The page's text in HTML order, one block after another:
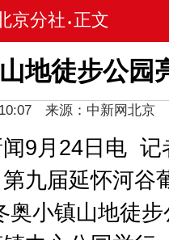
京分社 • 正文
地徒步公园
来源：中新网北京
9月24日电 记
九届延怀河谷
奥小镇山地徒